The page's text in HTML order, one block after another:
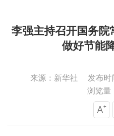
李强主持召开国务院
做好节能
来源：新华社
发布时
浏览量